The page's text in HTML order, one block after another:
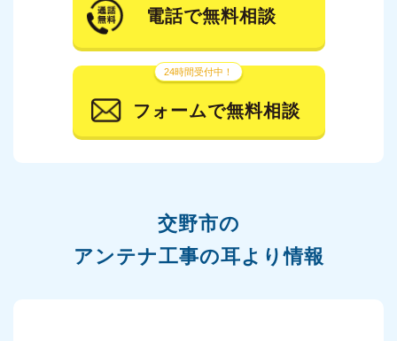
電話で無料相談
24時間受付中！
フォームで無料相談
交野市の
アンテナ工事の耳より情報